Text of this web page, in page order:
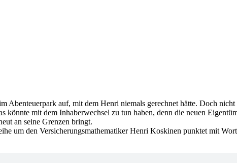
Abenteuerpark auf, mit dem Henri niemals gerechnet hätte. Doch
könnte mit dem Inhaberwechsel zu tun haben, denn die neuen
an seine Grenzen bringt.
um den Versicherungsmathematiker Henri Koskinen punktet mit